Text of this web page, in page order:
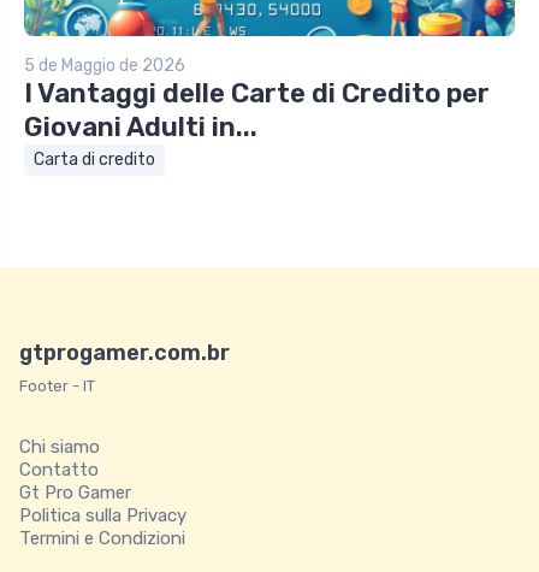
5 de Maggio de 2026
I Vantaggi delle Carte di Credito per
Giovani Adulti in...
Carta di credito
gtprogamer.com.br
Footer - IT
Chi siamo
Contatto
Gt Pro Gamer
Politica sulla Privacy
Termini e Condizioni